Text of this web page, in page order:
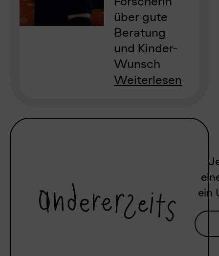
über gute
Beratung
und Kinder-
Wunsch
Weiterlesen
ein